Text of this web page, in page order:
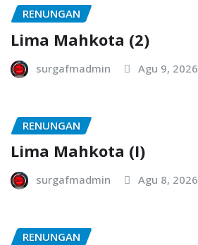
RENUNGAN
Lima Mahkota (2)
surgafmadmin Agu 9, 2026
RENUNGAN
Lima Mahkota (I)
surgafmadmin Agu 8, 2026
RENUNGAN